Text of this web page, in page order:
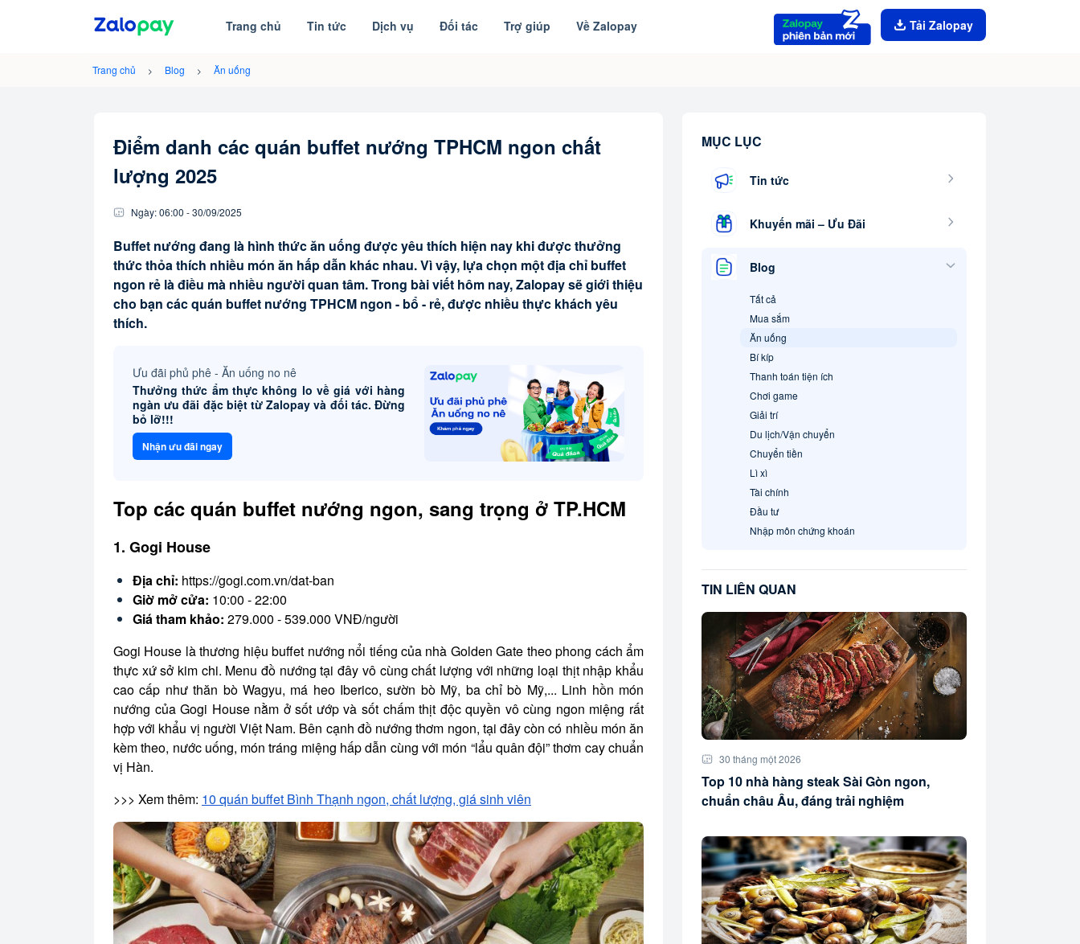
Trang chủ Tin tức Dịch vụ Đối tác Trợ giúp Về Zalopay Tải Zalopay
Trang chủ Blog Ăn uống
Điểm danh các quán buffet nướng TPHCM ngon chất
lượng 2025
Ngày:06:00 -30/09/2025
Buffet nướng đang là hình thức ăn uống được yêu thích hiện nay khi được thưởng
thức thỏa thích nhiều món ăn hấp dẫn khác nhau. Vì vậy, lựa chọn một địa chỉ buffet
ngon rẻ là điều mà nhiều người quan tâm. Trong bài viết hôm nay, Zalopay sẽ giới thiệu
cho bạn các quán buffet nướng TPHCM ngon - bổ - rẻ, được nhiều thực khách yêu
thích.
Ưu đãi phủ phê - Ăn uống no nê
Thưởng thức ẩm thực không lo về giá với hàng
ngàn ưu đãi đặc biệt từ Zalopay và đối tác. Đừng
bỏ lỡ!!!
Nhận ưu đãi ngay
Top các quán buffet nướng ngon, sang trọng ở TP.HCM
1. Gogi House
Địa chỉ: https://gogi.com.vn/dat-ban
Giờ mở cửa: 10:00 - 22:00
Giá tham khảo: 279.000 - 539.000 VNĐ/người
Gogi House là thương hiệu buffet nướng nổi tiếng của nhà Golden Gate theo phong cách ẩm
thực xứ sở kim chi. Menu đồ nướng tại đây vô cùng chất lượng với những loại thịt nhập khẩu
cao cấp như thăn bò Wagyu, má heo Iberico, sườn bò Mỹ, ba chỉ bò Mỹ,... Linh hồn món
nướng của Gogi House nằm ở sốt ướp và sốt chấm thịt độc quyền vô cùng ngon miệng rất
hợp với khẩu vị người Việt Nam. Bên cạnh đồ nướng thơm ngon, tại đây còn có nhiều món ăn
kèm theo, nước uống, món tráng miệng hấp dẫn cùng với món “lẩu quân đội” thơm cay chuẩn
vị Hàn.
>>> Xem thêm: 10 quán buffet Bình Thạnh ngon, chất lượng, giá sinh viên
MỤC LỤC
Tin tức
Khuyến mãi – Ưu Đãi
Blog
Tất cả
Mua sắm
Ăn uống
Bí kíp
Thanh toán tiện ích
Chơi game
Giải trí
Du lịch/Vận chuyển
Chuyển tiền
Lì xì
Tài chính
Đầu tư
Nhập môn chứng khoán
TIN LIÊN QUAN
30 tháng một 2026
Top 10 nhà hàng steak Sài Gòn ngon,
chuẩn châu Âu, đáng trải nghiệm